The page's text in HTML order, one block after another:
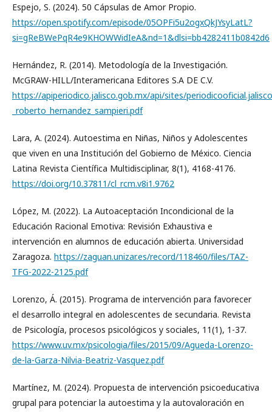
Espejo, S. (2024). 50 Cápsulas de Amor Propio.
https://open.spotify.com/episode/05OPFi5u2ogxQkJYsyLatL?
si=gReBWePqR4e9KHOWWidIeA&nd=1&dlsi=bb4282411b0842d6
Hernández, R. (2014). Metodología de la Investigación.
McGRAW-HILL/Interamericana Editores S.A DE C.V.
https://apiperiodico.jalisco.gob.mx/api/sites/
_roberto_hernandez_sampieri.pdf
Lara, A. (2024). Autoestima en Niñas, Niños y Adolescentes
que viven en una Institución del Gobierno de México. Ciencia
Latina Revista Científica Multidisciplinar, 8(1), 4168-4176.
https://doi.org/10.37811/cl_rcm.v8i1.9762
López, M. (2022). La Autoaceptación Incondicional de la
Educación Racional Emotiva: Revisión Exhaustiva e
intervención en alumnos de educación abierta. Universidad
Zaragoza. https://zaguan.unizar.es/record/118460/files/TAZ-
TFG-2022-2125.pdf
Lorenzo, Á. (2015). Programa de intervención para favorecer
el desarrollo integral en adolescentes de secundaria. Revista
de Psicología, procesos psicológicos y sociales, 11(1), 1-37.
https://www.uv.mx/psicologia/files/2015/09/Agueda-Lorenzo-
de-la-Garza-Nilvia-Beatriz-Vasquez.pdf
Martínez, M. (2024). Propuesta de intervención psicoeducativa
grupal para potenciar la autoestima y la autovaloración en